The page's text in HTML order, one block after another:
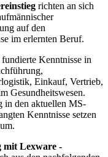
richten an sich
auf den
im erlernten Beruf.
Kenntnisse in
Einkauf, Vertrieb,
Gesundheitswesen.
in den aktuellen MS-
Kenntnisse setzen
mit Lexware -